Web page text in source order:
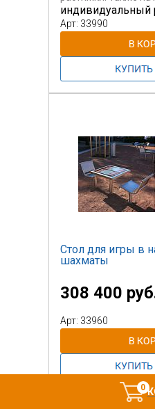
0
индивидуальный
Арт: 33990
Стол для игры в
шахматы
308 400
Арт: 33960